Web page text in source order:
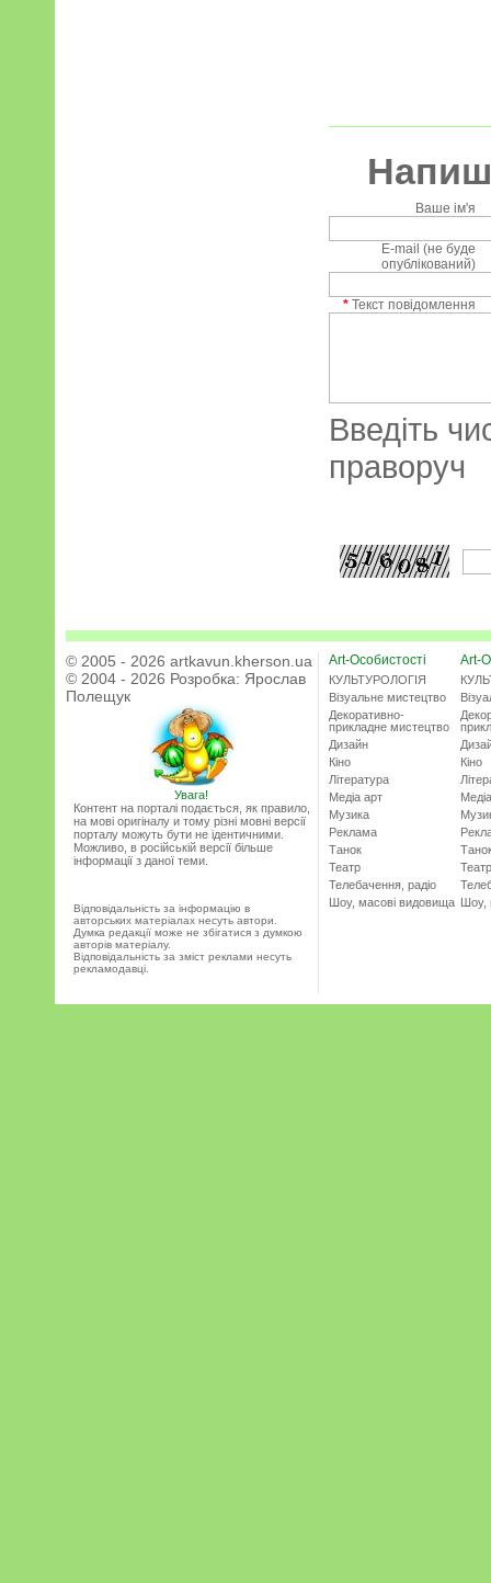
Ваше ім'я
E-mail (не буде
опублікований)
* Текст повідомлення
Введіть
праворуч
© 2005 - 2026 artkavun.kherson.ua
© 2004 - 2026 Розробка: Ярослав
Полещук
Увага!
Контент на порталі подається, як правило,
на мові оригіналу и тому різні мовні версії
порталу можуть бути не ідентичними.
Можливо, в російській версії більше
інформації з даної теми.
Відповідальність за інформацію в
авторських матеріалах несуть автори.
Думка редакції може не збігатися з думкою
авторів матеріалу.
Відповідальність за зміст реклами несуть
рекламодавці.
Art-Особистості
КУЛЬТУРОЛОГІЯ
Візуальне мистецтво
Декоративно-
прикладне мистецтво
Дизайн
Кіно
Література
Медіа арт
Музика
Реклама
Танок
Театр
Телебачення, радіо
Шоу, масові видовища
Art-
Кіно
Театр
Шоу,